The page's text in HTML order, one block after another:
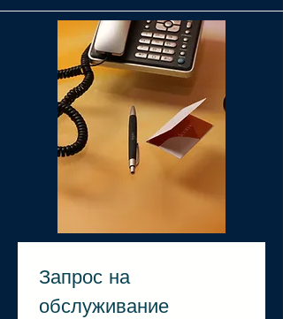
Запрос на
обслуживание